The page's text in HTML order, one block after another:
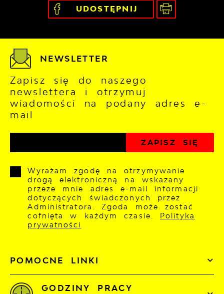
UDOSTĘPNIJ
POMOCNE LINKI
NEWSLETTER
Zapisz się do naszego
newslettera i otrzymuj
wiadomości na podany adres e-
mail
Wyrażam zgodę na otrzymywanie
drogą elektroniczną na wskazany
przeze mnie adres e-mail informacji
dotyczących świadczonych przez
Administratora. Zgoda może zostać
cofnięta w każdym czasie. Polityka
prywatności
GODZINY PRACY